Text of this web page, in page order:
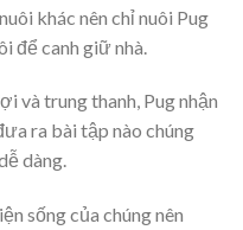
khác nên chỉ nuôi Pug
để canh giữ nhà.
và trung thanh, Pug nhận
ra bài tập nào chúng
dàng.
sống của chúng nên